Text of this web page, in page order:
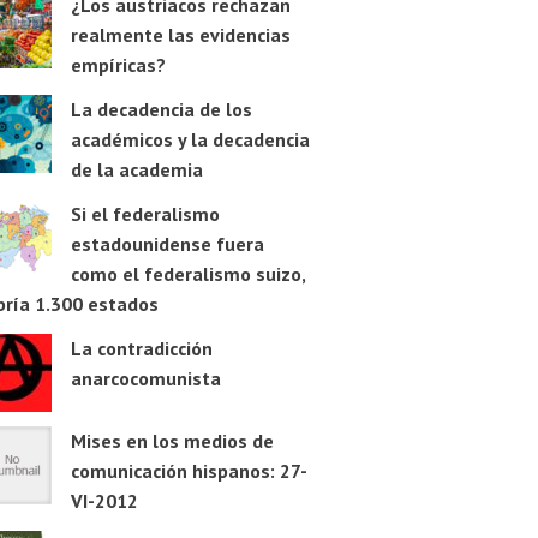
¿Los austriacos rechazan
realmente las evidencias
empíricas?
La decadencia de los
académicos y la decadencia
de la academia
Si el federalismo
estadounidense fuera
como el federalismo suizo,
1.300 estados
La contradicción
anarcocomunista
Mises en los medios de
comunicación hispanos: 27-
VI-2012